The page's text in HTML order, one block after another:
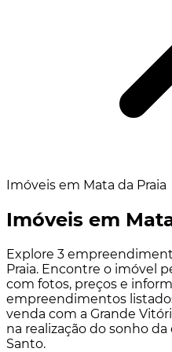
Imóveis em Mata da Praia
Imóveis em
Explore 3
Praia. Encontre o imóvel
com fotos, preços e
empreendimentos
venda com a Grande
na realização do sonho
Santo.